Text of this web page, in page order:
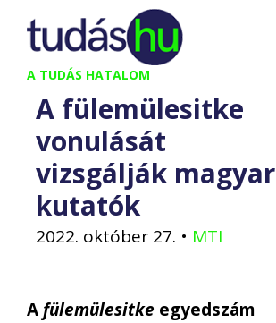
Kilépés
tartalomba
A TUDÁS HATALOM
A fülemülesitke
vonulását
vizsgálják magyar
kutatók
2022. október 27. • MTI
A fülemülesitke egyedszám